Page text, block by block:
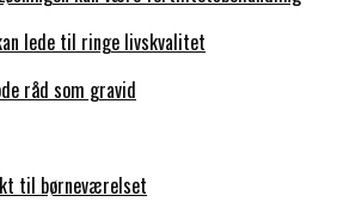
lede til ringe livskvalitet
råd som gravid
til børneværelset